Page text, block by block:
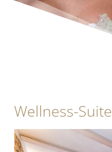
Wellness-Suite